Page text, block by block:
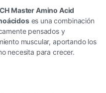
Master Amino Acid
es una combinación
pensados y
muscular, aportando los
necesita para crecer.